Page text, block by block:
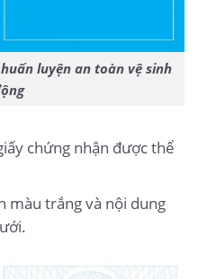
luyện an toàn vệ sinh
chứng nhận được thể
màu trắng và nội dung